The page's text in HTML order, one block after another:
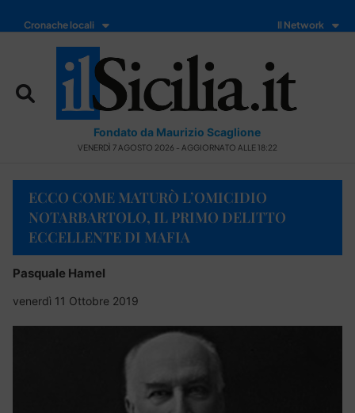
Cronache locali Il Network
Fondato da Maurizio Scaglione
VENERDÌ 7 AGOSTO 2026 - AGGIORNATO ALLE 18:22
ECCO COME MATURÒ L’OMICIDIO
NOTARBARTOLO, IL PRIMO DELITTO
ECCELLENTE DI MAFIA
Pasquale Hamel
venerdì 11 Ottobre 2019